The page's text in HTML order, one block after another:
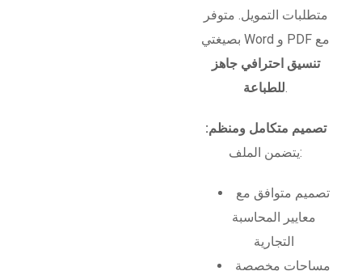
متطلبات التمويل. متوفر
بصيغتي Word و PDF مع
تنسيق احترافي جاهز
للطباعة.
تصميم متكامل ومنظم:
يتضمن الملف:
تصميم متوافق مع
معايير المحاسبة
التجارية
مساحات مخصصة